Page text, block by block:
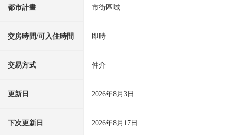
都市計畫 市街區域
交房時間/可入住時間 即時
交易方式 仲介
更新日 2026年8月3日
下次更新日 2026年8月17日